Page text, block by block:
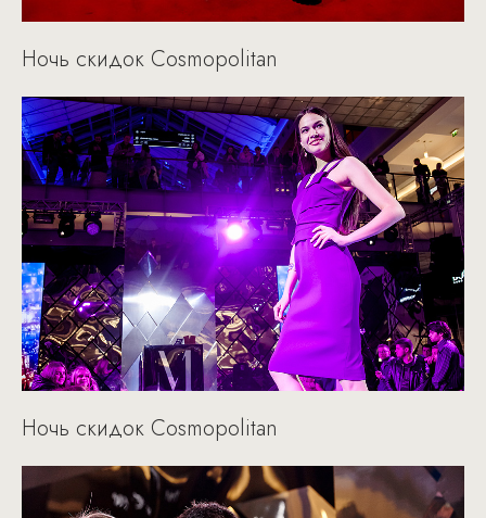
Ночь скидок Cosmopolitan
Ночь скидок Cosmopolitan